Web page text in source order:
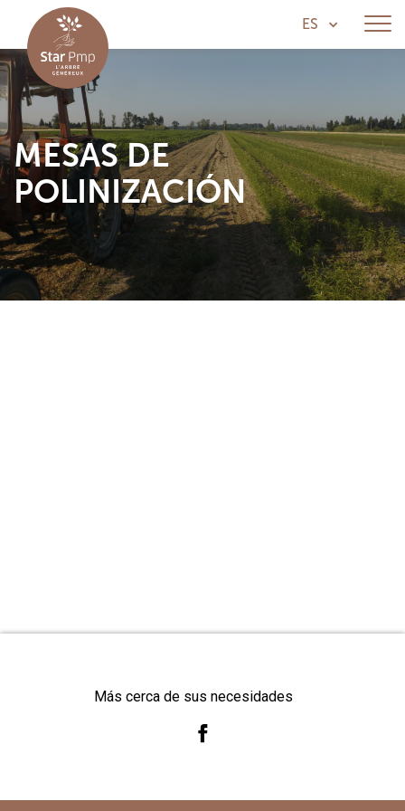
ES
MESAS DE
POLINIZACIÓN
Más cerca de sus necesidades